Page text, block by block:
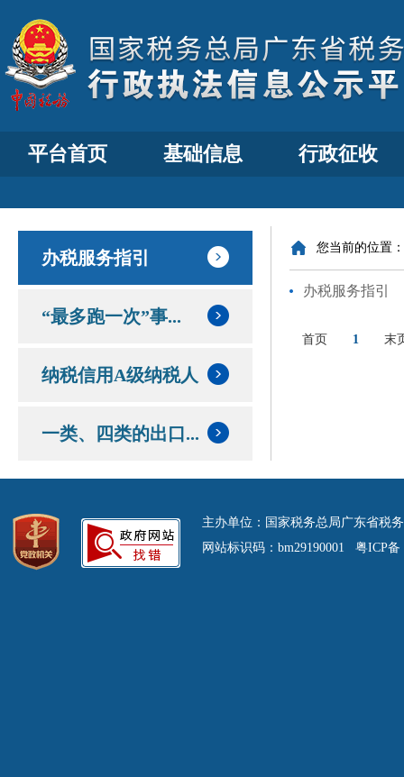
平台首页 基础信息 行政征收
办税服务指引
“最多跑一次”事...
纳税信用A级纳税人
一类、四类的出口...
您当前的位置
办税服务指引
首页 1 末
主办单位：国家税务总局广东省税
网站标识码：bm29190001 粤ICP